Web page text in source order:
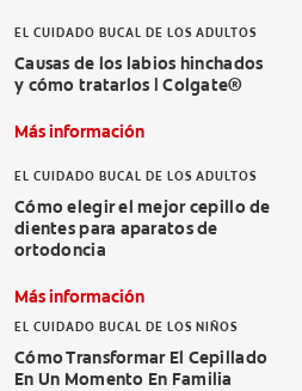
EL CUIDADO BUCAL DE LOS ADULTOS
Causas de los labios hinchados
y cómo tratarlos | Colgate®
Más información
EL CUIDADO BUCAL DE LOS ADULTOS
Cómo elegir el mejor cepillo de
dientes para aparatos de
ortodoncia
Más información
EL CUIDADO BUCAL DE LOS NIÑOS
Cómo Transformar El Cepillado
En Un Momento En Familia